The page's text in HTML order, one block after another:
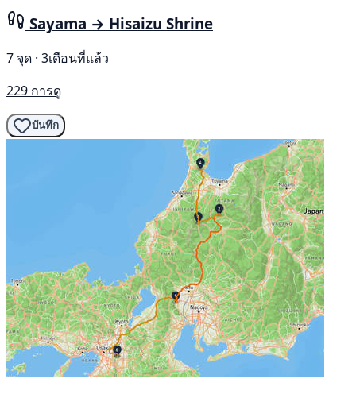
Sayama → Hisaizu Shrine
7 จุด · 3เดือนที่แล้ว
229 การดู
บันทึก